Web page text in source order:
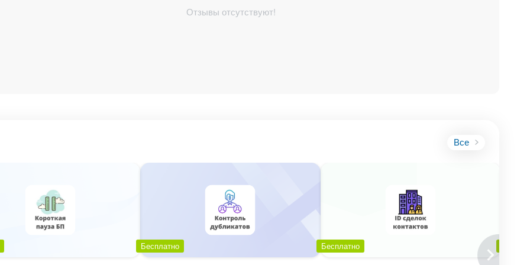
хочет самостоятельно принять решение в рамках
будет.
активити (без кавычек):
Отзывы отсутствуют!
Все
Бесплатно Бесплатно